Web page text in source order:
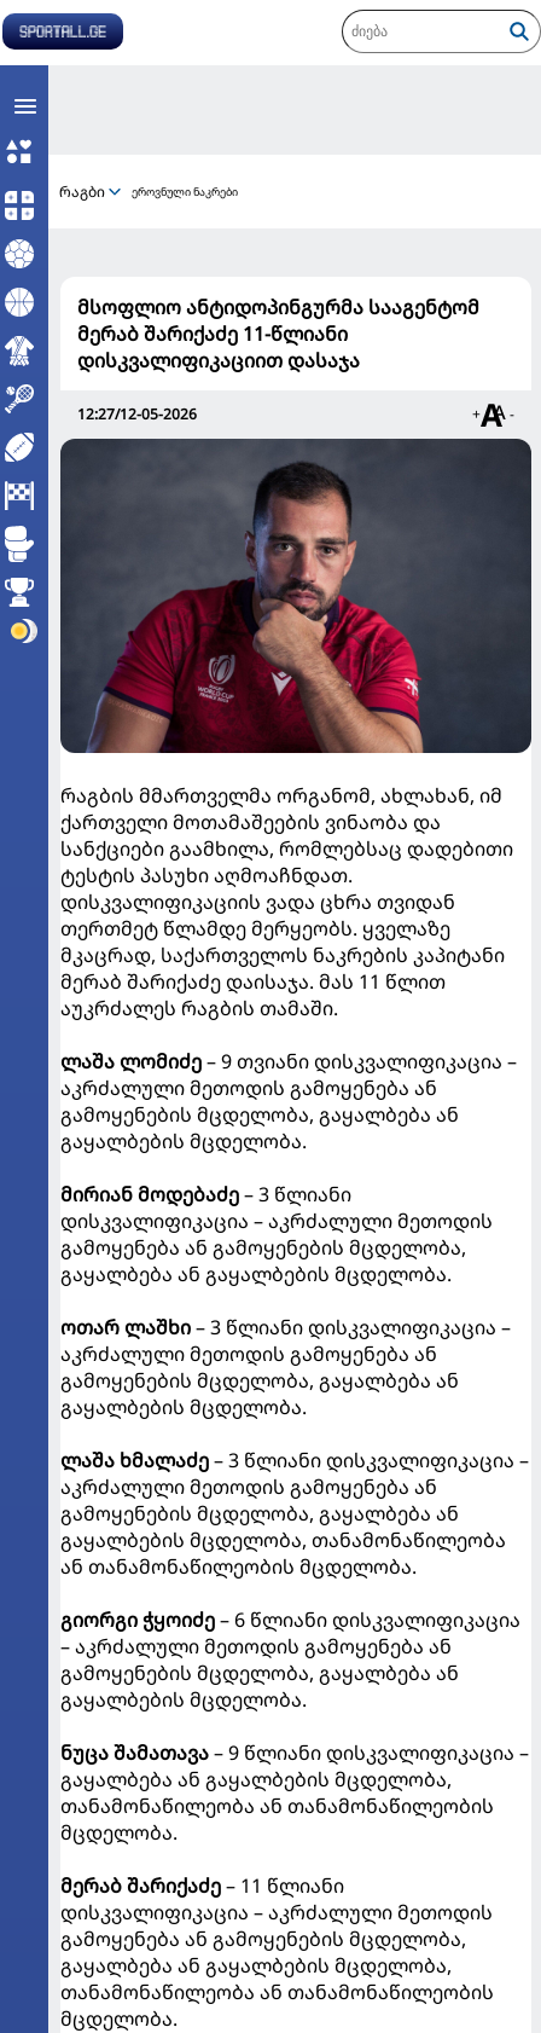
რაგბი ეროვნული ნაკრები
მსოფლიო ანტიდოპინგურმა სააგენტომ
მერაბ შარიქაძე 11-წლიანი
დისკვალიფიკაციით დასაჯა
12:27/12-05-2026 + -
რაგბის მმართველმა ორგანომ, ახლახან, იმ
ქართველი მოთამაშეების ვინაობა და
სანქციები გაამხილა, რომლებსაც დადებითი
ტესტის პასუხი აღმოაჩნდათ.
დისკვალიფიკაციის ვადა ცხრა თვიდან
თერთმეტ წლამდე მერყეობს. ყველაზე
მკაცრად, საქართველოს ნაკრების კაპიტანი
მერაბ შარიქაძე დაისაჯა. მას 11 წლით
აუკრძალეს რაგბის თამაში.
ლაშა ლომიძე– 9 თვიანი დისკვალიფიკაცია –
აკრძალული მეთოდის გამოყენება ან
გამოყენების მცდელობა, გაყალბება ან
გაყალბების მცდელობა.
მირიან მოდებაძე– 3 წლიანი
დისკვალიფიკაცია – აკრძალული მეთოდის
გამოყენება ან გამოყენების მცდელობა,
გაყალბება ან გაყალბების მცდელობა.
ოთარ ლაშხი– 3 წლიანი დისკვალიფიკაცია –
აკრძალული მეთოდის გამოყენება ან
გამოყენების მცდელობა, გაყალბება ან
გაყალბების მცდელობა.
ლაშა ხმალაძე– 3 წლიანი დისკვალიფიკაცია –
აკრძალული მეთოდის გამოყენება ან
გამოყენების მცდელობა, გაყალბება ან
გაყალბების მცდელობა, თანამონაწილეობა
ან თანამონაწილეობის მცდელობა.
გიორგი ჭყოიძე– 6 წლიანი დისკვალიფიკაცია
– აკრძალული მეთოდის გამოყენება ან
გამოყენების მცდელობა, გაყალბება ან
გაყალბების მცდელობა.
ნუცა შამათავა– 9 წლიანი დისკვალიფიკაცია –
გაყალბება ან გაყალბების მცდელობა,
თანამონაწილეობა ან თანამონაწილეობის
მცდელობა.
მერაბ შარიქაძე– 11 წლიანი
დისკვალიფიკაცია – აკრძალული მეთოდის
გამოყენება ან გამოყენების მცდელობა,
გაყალბება ან გაყალბების მცდელობა,
თანამონაწილეობა ან თანამონაწილეობის
მცდელობა.